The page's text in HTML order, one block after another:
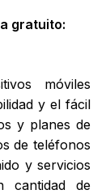
gratuito:
móviles
y el fácil
y planes de
de teléfonos
y servicios
cantidad de